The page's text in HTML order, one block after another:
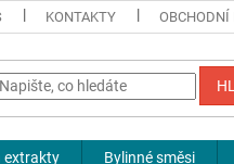
KONTAKTY
extrakty Bylinné směsi